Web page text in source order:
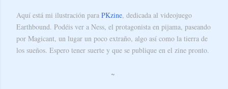
Aquí está mi ilustración para PKzine, dedicada al videojuego
Earthbound. Podéis ver a Ness, el protagonista en pijama, paseando
por Magicant, un lugar un poco extraño, algo así como la tierra de
los sueños. Espero tener suerte y que se publique en el zine pronto.
~